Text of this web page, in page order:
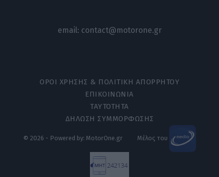
email: contact@motorone.gr
ΟΡΟΙ ΧΡΗΣΗΣ & ΠΟΛΙΤΙΚΗ ΑΠΟΡΡΗΤΟΥ
ΕΠΙΚΟΙΝΩΝΙΑ
ΤΑΥΤΟΤΗΤΑ
ΔΗΛΩΣΗ ΣΥΜΜΟΡΦΩΣΗΣ
© 2026 - Powered by: MotorOne.gr Μέλος του